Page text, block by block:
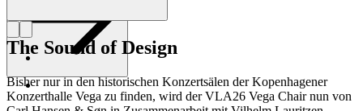
The Sound of Design
Bisher nur in den historischen Konzertsälen der Kopenhagener
Konzerthalle Vega zu finden, wird der VLA26 Vega Chair nun von